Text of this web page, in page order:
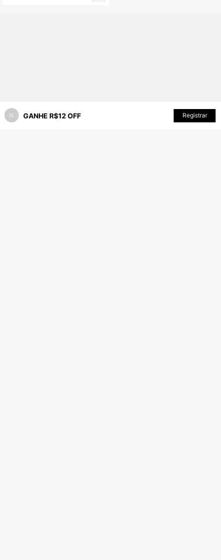
38% OFF! ADICIONAR AO CARRINHO
GANHE R$12 OFF Registrar